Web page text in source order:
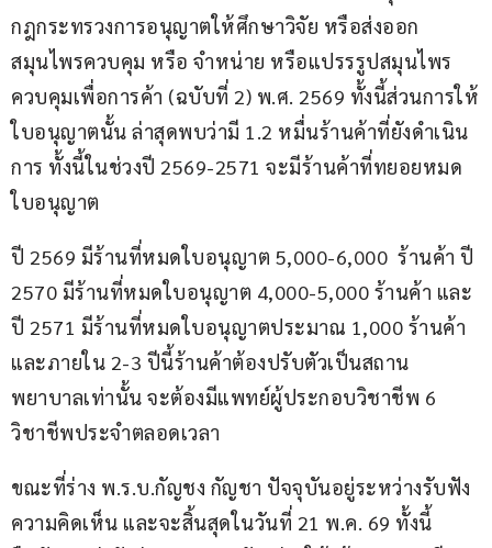
กฎกระทรวงการอนุญาตให้ศึกษาวิจัย หรือส่งออก
สมุนไพรควบคุม หรือ จำหน่าย หรือแปรรรูปสมุนไพร
ควบคุมเพื่อการค้า (ฉบับที่ 2) พ.ศ. 2569 ทั้งนี้ส่วนการให้
ใบอนุญาตนั้น ล่าสุดพบว่ามี 1.2 หมื่นร้านค้าที่ยังดำเนิน
การ ทั้งนี้ในช่วงปี 2569-2571 จะมีร้านค้าที่ทยอยหมด
ใบอนุญาต
ปี 2569 มีร้านที่หมดใบอนุญาต 5,000-6,000  ร้านค้า ปี
2570 มีร้านที่หมดใบอนุญาต 4,000-5,000 ร้านค้า และ
ปี 2571 มีร้านที่หมดใบอนุญาตประมาณ 1,000 ร้านค้า
และภายใน 2-3 ปีนี้ร้านค้าต้องปรับตัวเป็นสถาน
พยาบาลเท่านั้น จะต้องมีแพทย์ผู้ประกอบวิชาชีพ 6
วิชาชีพประจำตลอดเวลา
ขณะที่ร่าง พ.ร.บ.กัญชง กัญชา ปัจจุบันอยู่ระหว่างรับฟัง
ความคิดเห็น และจะสิ้นสุดในวันที่ 21 พ.ค. 69 ทั้งนี้